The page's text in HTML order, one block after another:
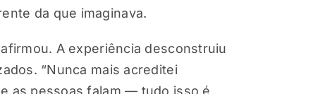
da que imaginava.
A experiência desconstruiu
“Nunca mais acreditei
as pessoas falam — tudo isso é